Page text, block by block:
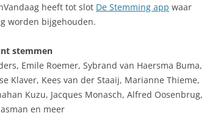
heeft tot slot De Stemming app waar
worden bijgehouden.
stemmen
Emile Roemer, Sybrand van Haersma Buma,
Klaver, Kees van der Staaij, Marianne Thieme,
Kuzu, Jacques Monasch, Alfred Oosenbrug,
en meer